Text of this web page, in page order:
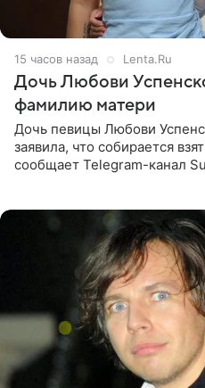
15 часов назад Lenta.Ru
Дочь Любови
фамилию матери
Дочь певицы Любови
заявила, что собирается
сообщает Telegram-канал